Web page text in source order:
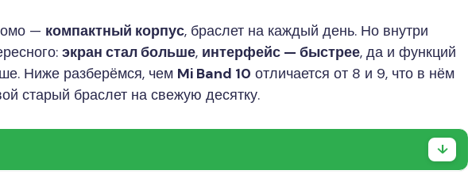
— компактный корпус, браслет на каждый день. Но внутри
экран стал больше, интерфейс — быстрее, да и функций
Ниже разберёмся, чем Mi Band 10 отличается от 8 и 9, что в нём
старый браслет на свежую десятку.